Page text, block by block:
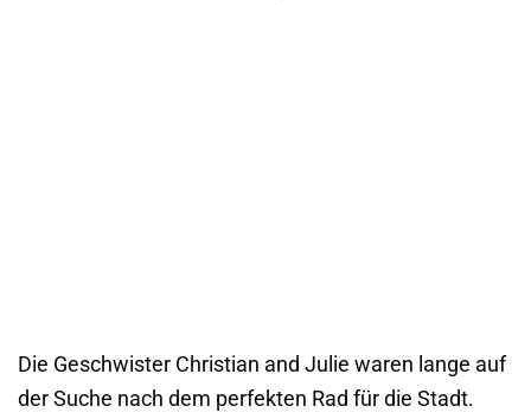
Die Geschwister Christian and Julie waren lange auf
der Suche nach dem perfekten Rad für die Stadt.